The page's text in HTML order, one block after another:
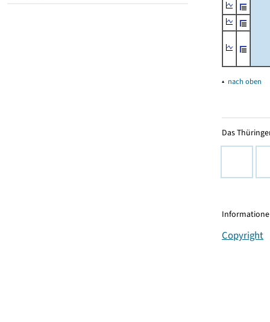
▴ nach oben
Das
Copyright